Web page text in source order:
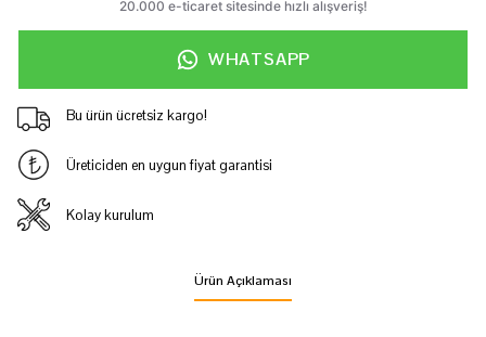
WHATSAPP
Bu ürün ücretsiz kargo!
Üreticiden en uygun fiyat garantisi
Kolay kurulum
Ürün Açıklaması